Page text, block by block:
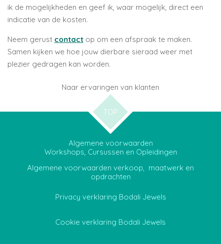
ik de mogelijkheden en geef ik, waar mogelijk, direct een
indicatie van de kosten.
Neem gerust contact op om een afspraak te maken.
Samen kijken we hoe jouw dierbare sieraad weer met
plezier gedragen kan worden.
Naar ervaringen van klanten
TOP
Algemene voorwaarden
Workshops, Cursussen en Opleidingen
Algemene voorwaarden verkoop, maatwerk en
opdrachten
Privacy verklaring Bodali Jewels
Cookie verklaring Bodali Jewels